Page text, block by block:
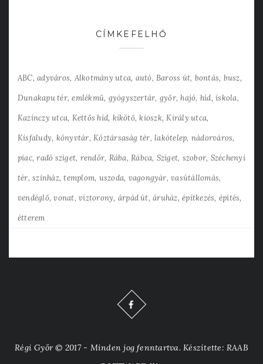
CÍMKEFELHŐ
ABC adyváros Alkotmány utca autó Baross út bontás busz
Dunakapu tér emlékmű gyógyszertár győr hajó híd iskola
Kazinczy utca Kettős híd kikötő kioszk Király utca
Kisfaludy könyvtár Köztársaság tér lakótelep nádorváros
piac radó sziget rendőr Rába Rábca Sziget szobor Széchenyi
tér színház templom uszoda vagongyár vasútállomás
vendéglő vonat víztorony árpád út áruház építkezés építés
étterem
Régi Győr © 2017 - Minden jog fenntartva. Készítette: RAAB